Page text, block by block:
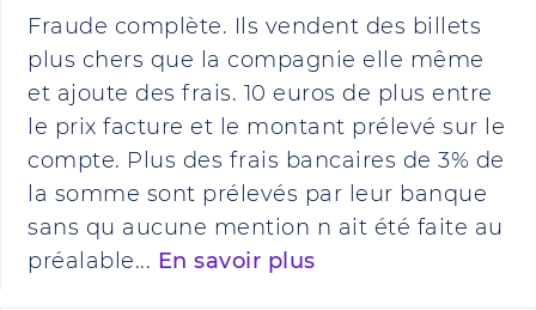
Fraude complète. Ils vendent des billets
plus chers que la compagnie elle même
et ajoute des frais. 10 euros de plus entre
le prix facture et le montant prélevé sur le
compte. Plus des frais bancaires de 3% de
la somme sont prélevés par leur banque
sans qu aucune mention n ait été faite au
préalable... En savoir plus